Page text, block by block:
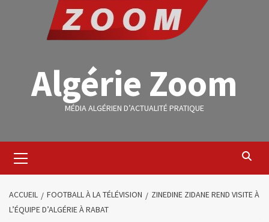
Algérie Zoom
MÉDIA ALGÉRIEN D’ACTUALITÉ PRATIQUE
ACCUEIL FOOTBALL À LA TÉLÉVISION
ZINEDINE ZIDANE REND VISITE À
L’ÉQUIPE D’ALGÉRIE À RABAT